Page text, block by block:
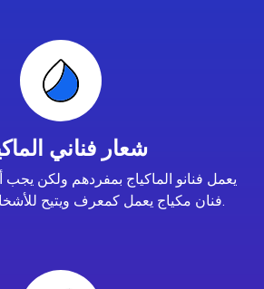
شعار فناني
يعمل فنانو الماكياج بمفردهم ولكن يجب
فنان مكياج يعمل كمعرف ويتيح للأشخاص معرفة عملهم.